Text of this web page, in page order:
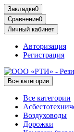
Закладки0
Сравнение0
Личный кабинет
Авторизация
Регистрация
Все категории
Все категории
Воздуховоды
Дорожки